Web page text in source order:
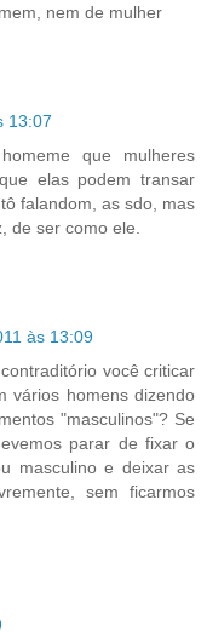
nem de mulher
13:07
que mulheres
elas podem transar
falandom, as sdo, mas
de ser como ele.
às 13:09
você criticar
vários homens dizendo
"masculinos"? Se
parar de fixar o
masculino e deixar as
sem ficarmos